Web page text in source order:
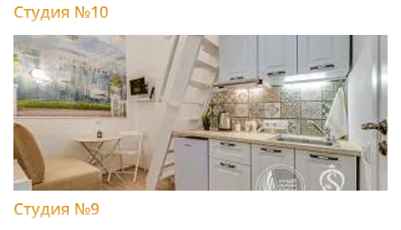
Студия №10
Студия №9